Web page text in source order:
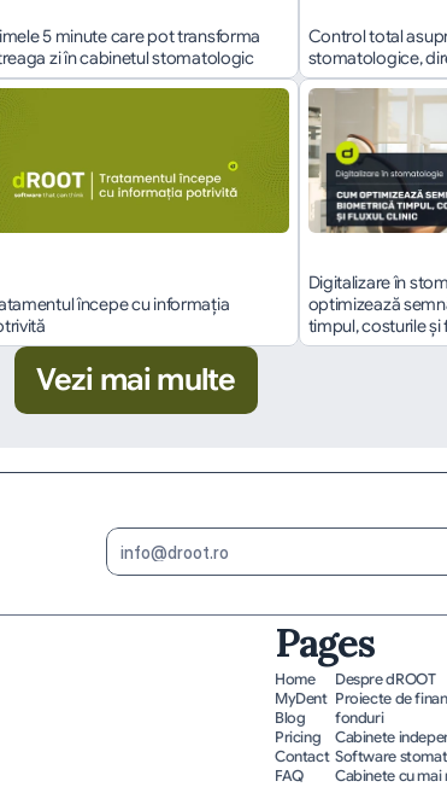
5 minute care pot transforma
zi în cabinetul stomatologic
Control total
stomatologice,
începe cu informația
Digitalizare în
optimizează
timpul, costurile și
Vezi mai multe
Pages
Home
MyDent
Blog
Pricing
Contact
FAQ
Despre dROOT
Proiecte de
fonduri
Cabinete
Software
Cabinete cu mai